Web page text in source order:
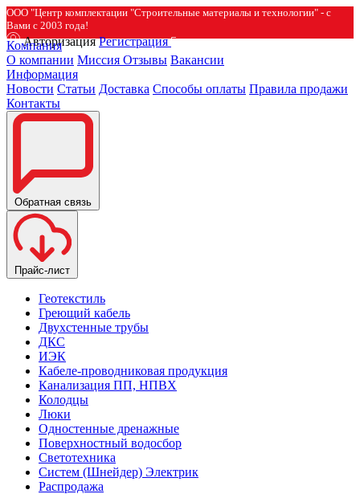
ООО "Центр комплектации "Строительные материалы и технологии" - с
Вами с 2003 года!
Авторизация Регистрация
Компания
О компании Миссия Отзывы Вакансии
Информация
Новости Статьи Доставка Способы оплаты Правила продажи
Контакты
Обратная связь
Прайс-лист
Геотекстиль
Греющий кабель
Двухстенные трубы
ДКС
ИЭК
Кабеле-проводниковая продукция
Канализация ПП, НПВХ
Колодцы
Люки
Одностенные дренажные
Поверхностный водосбор
Светотехника
Систем (Шнейдер) Электрик
Распродажа